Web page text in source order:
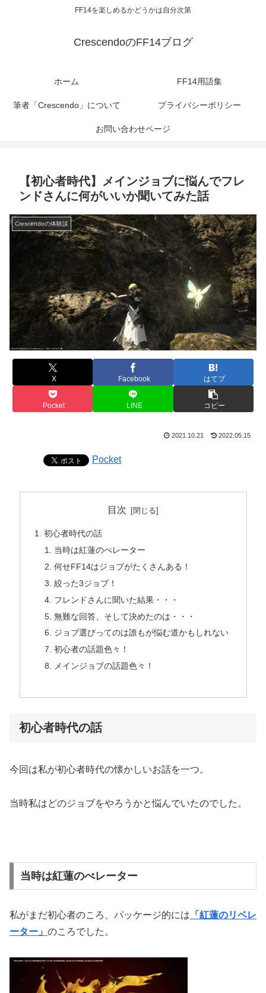
FF14を楽しめるかどうかは自分次第
CrescendoのFF14ブログ
ホーム FF14用語集
筆者「Crescendo」について プライバシーポリシー
お問い合わせページ
【初心者時代】メインジョブに悩んでフレ
ンドさんに何がいいか聞いてみた話
Crescendoの体験談
X Facebook はてブ
Pocket LINE コピー
2021.10.21 2022.05.15
Pocket
目次
初心者時代の話
当時は紅蓮のべレーター
何せFF14はジョブがたくさんある！
絞った3ジョブ！
フレンドさんに聞いた結果・・・
無難な回答、そして決めたのは・・・
ジョブ選びってのは誰もが悩む道かもしれない
初心者の話題色々！
メインジョブの話題色々！
初心者時代の話
今回は私が初心者時代の懐かしいお話を一つ。
当時私はどのジョブをやろうかと悩んでいたのでした。
当時は紅蓮のべレーター
私がまだ初心者のころ、パッケージ的には 「紅蓮のリベレ
ーター」 のころでした。